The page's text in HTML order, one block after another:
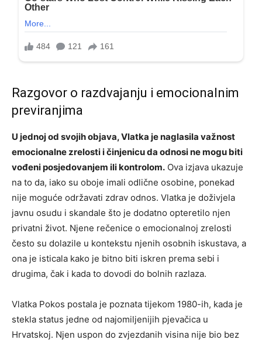
Razgovor o razdvajanju i emocionalnim
previranjima
U jednoj od svojih objava, Vlatka je naglasila važnost
emocionalne zrelosti i činjenicu da odnosi ne mogu biti
vođeni posjedovanjem ili kontrolom. Ova izjava ukazuje
na to da, iako su oboje imali odlične osobine, ponekad
nije moguće održavati zdrav odnos. Vlatka je doživjela
javnu osudu i skandale što je dodatno opteretilo njen
privatni život. Njene rečenice o emocionalnoj zrelosti
često su dolazile u kontekstu njenih osobnih iskustava, a
ona je isticala kako je bitno biti iskren prema sebi i
drugima, čak i kada to dovodi do bolnih razlaza.
Vlatka Pokos postala je poznata tijekom 1980-ih, kada je
stekla status jedne od najomiljenijih pjevačica u
Hrvatskoj. Njen uspon do zvjezdanih visina nije bio bez